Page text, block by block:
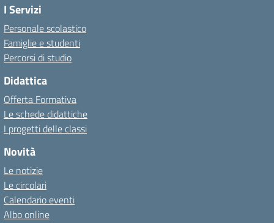
I Servizi
Personale scolastico
Famiglie e studenti
Percorsi di studio
Didattica
Offerta Formativa
Le schede didattiche
I progetti delle classi
Novità
Le notizie
Le circolari
Calendario eventi
Albo online